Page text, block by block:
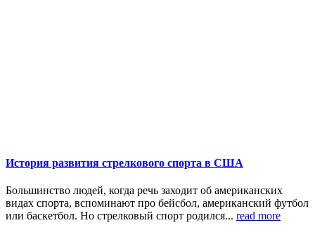
История развития стрелкового спорта в США
Большинство людей, когда речь заходит об американских
видах спорта, вспоминают про бейсбол, американский футбол
или баскетбол. Но стрелковый спорт родился... read more